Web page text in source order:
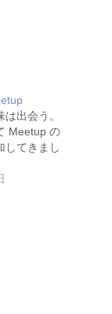
出会う。
Meetup の
してきまし